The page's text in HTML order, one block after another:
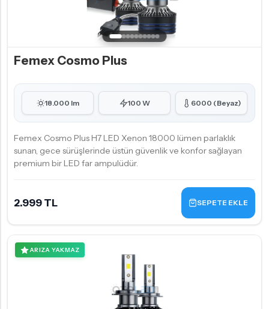
Femex Cosmo Plus
18.000 lm 100 W 6000 (Beyaz)
Femex Cosmo Plus H7 LED Xenon 18000 lümen parlaklık
sunan, gece sürüşlerinde üstün güvenlik ve konfor sağlayan
premium bir LED far ampulüdür.
2.999 TL SEPETE EKLE
ARIZA YAKMAZ